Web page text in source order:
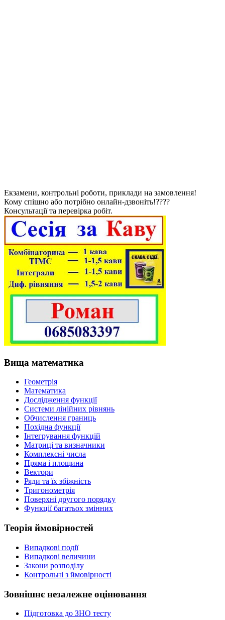
Екзамени, контрольні роботи, приклади на замовлення!
Кому спішно або потрібно онлайн-дзвоніть!????
Консультації та перевірка робіт.
Вища математика
Геометрія
Математика
Дослідження функції
Системи лінійних рівнянь
Обчислення границь
Похідна функції
Інтегрування функцій
Матриці та визначники
Комплексні числа
Пряма і площина
Вектори
Ряди та їх збіжність
Тригонометрія
Поверхні другого порядку
Функції багатьох змінних
Теорія ймовірностей
Випадкові події
Випадкові величини
Закони розподілу
Контрольні з ймовірності
Зовнішнє незалежне оцінювання
Підготовка до ЗНО тесту